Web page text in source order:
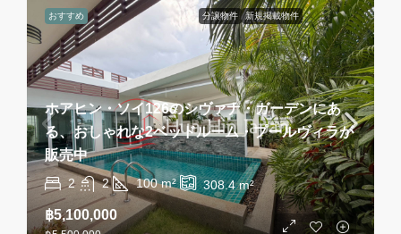
おすすめ 分譲物件 新規掲載物件
ホアヒン・ソイ126のシヴァナ・ガーデンにあ
る、おしゃれな2ベッドルーム・プールヴィラが
販売中
2 2 100 m² 308.4m²
฿5,100,000